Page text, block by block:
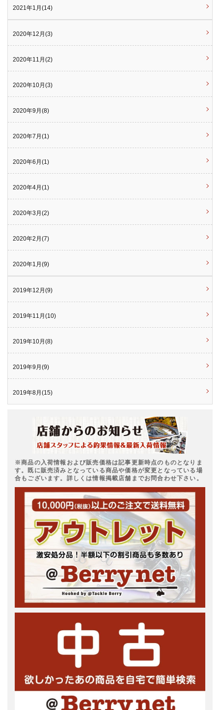
2021年1月(14)
2020年12月(3)
2020年11月(2)
2020年10月(3)
2020年9月(8)
2020年7月(1)
2020年6月(1)
2020年4月(1)
2020年3月(2)
2020年2月(7)
2020年1月(9)
2019年12月(9)
2019年11月(10)
2019年10月(8)
2019年9月(9)
2019年8月(15)
※商品の入荷情報および販売価格は記事更新時点のものとなりま
す。既に販売済みとなっている商品や価格が変更となっている場
合もございます。詳しくは情報掲載店舗までお問合わせ下さい。